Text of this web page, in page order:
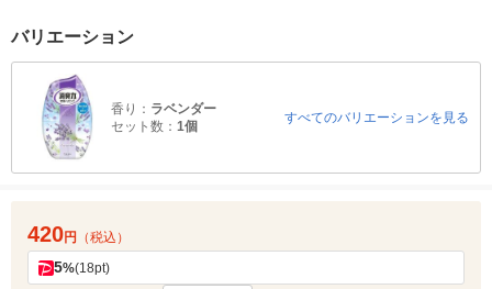
バリエーション
香り： ラベンダー
セット数： 1個
すべてのバリエーションを見る
420円 （税込）
5%(18pt)